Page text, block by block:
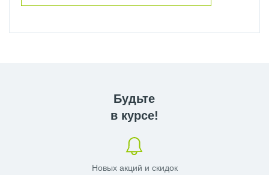
Будьте
в курсе!
Новых акций и скидок